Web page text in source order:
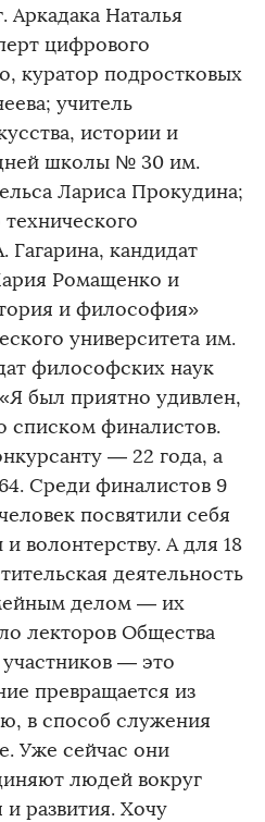
Наталья
цифрового
куратор подростковых
учитель
истории и
школы № 30 им.
Лариса Прокудина;
кандидат
Ромащенко и
и философия»
университета им.
философских наук
был приятно удивлен,
списком финалистов.
— 22 года, а
Среди финалистов 9
посвятили себя
волонтерству. А для 18
деятельность
делом — их
лекторов Общества
— это
превращается из
в способ служения
Уже сейчас они
людей вокруг
развития. Хочу